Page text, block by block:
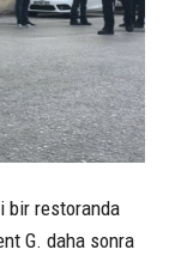
bir restoranda
G. daha sonra